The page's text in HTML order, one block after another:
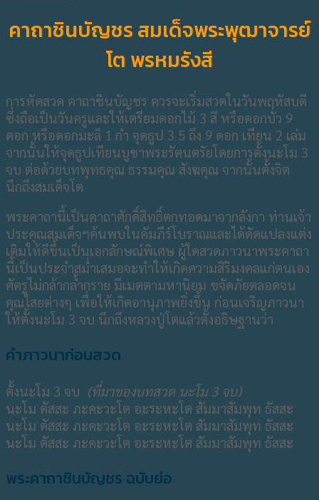
คาถาชินบัญชร สมเด็จพระพุฒาจารย์
โต พรหมรังสี
การหัดสวด คาถาชินบัญชร ควรจะเริ่มสวดในวันพฤหัสบดี
ซึ่งถือเป็นวันครูและให้เตรียมดอกไม้ 3 สี หรือดอกบัว 9
ดอก หรือดอกมะลิ 1 กำ จุดธูป 3 5 ถึง 9 ดอก เทียน 2 เล่ม
จากนั้นให้จุดธูปเทียนบูชาพระรัตนตรัยโดยการตั้งนะโม 3
จบ ต่อด้วยบทพุทธคุณ ธรรมคุณ สังฆคุณ จากนั้นตั้งจิต
นึกถึงสมเด็จโต
พระคาถานี้เป็นคาถาศักดิ์สิทธิ์ตกทอดมาจากลังกา ท่านเจ้า
ประคุณสมเด็จฯค้นพบในคัมภีร์โบราณและได้ดัดแปลงแต่ง
เติมให้ดีขึ้นเป็นเอกลักษณ์พิเศษ ผู้ใดสวดภาวนาพระคาถา
นี้เป็นประจำสม่ำเสมอจะทำให้เกิดความสิริมงคลแก่ตนเอง
ศัตรูไม่กล้ากล้ำกราย มีเมตตามหานิยม ขจัดภัยตลอดจน
คุณไสยต่างๆ เพื่อให้เกิดอานุภาพยิ่งขึ้น ก่อนเจริญภาวนา
ให้ตั้งนะโม 3 จบ นึกถึงหลวงปู่โตแล้วตั้งอธิษฐานว่า
คำภาวนาก่อนสวด
ตั้งนะโม 3 จบ (ที่มาของบทสวด นะโม 3 จบ)
นะโม ตัสสะ ภะคะวะโต อะระหะโต สัมมาสัมพุท ธัสสะ
นะโม ตัสสะ ภะคะวะโต อะระหะโต สัมมาสัมพุท ธัสสะ
นะโม ตัสสะ ภะคะวะโต อะระหะโต สัมมาสัมพุท ธัสสะ
พระคาถาชินบัญชร ฉบับย่อ